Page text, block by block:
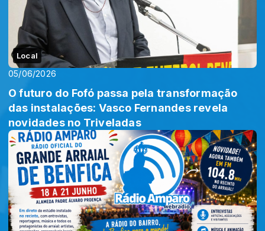
Local
05/06/2026
O futuro do Fofó passa pela transformação
das instalações: Vasco Fernandes revela
novidades no Triveladas